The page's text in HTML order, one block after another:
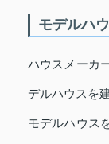
モデルハ
ハウスメーカ
デルハウスを
モデルハウス